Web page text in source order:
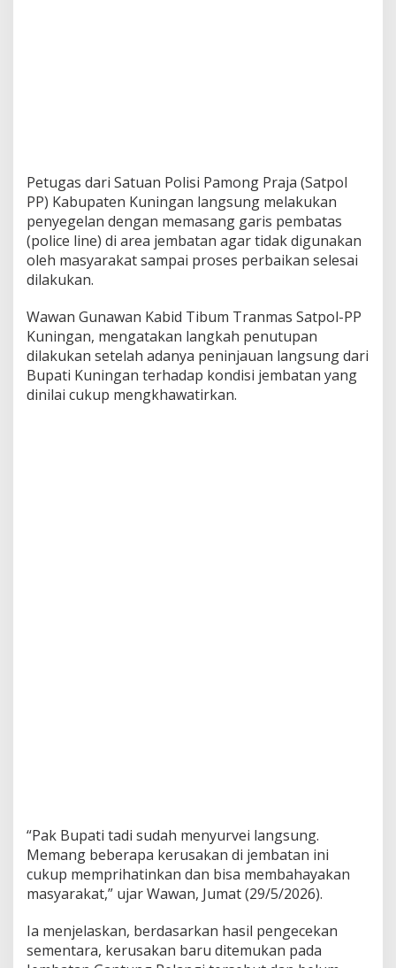
Petugas dari Satuan Polisi Pamong Praja (Satpol
PP) Kabupaten Kuningan langsung melakukan
penyegelan dengan memasang garis pembatas
(police line) di area jembatan agar tidak digunakan
oleh masyarakat sampai proses perbaikan selesai
dilakukan.
Wawan Gunawan Kabid Tibum Tranmas Satpol-PP
Kuningan, mengatakan langkah penutupan
dilakukan setelah adanya peninjauan langsung dari
Bupati Kuningan terhadap kondisi jembatan yang
dinilai cukup mengkhawatirkan.
“Pak Bupati tadi sudah menyurvei langsung.
Memang beberapa kerusakan di jembatan ini
cukup memprihatinkan dan bisa membahayakan
masyarakat,” ujar Wawan, Jumat (29/5/2026).
Ia menjelaskan, berdasarkan hasil pengecekan
sementara, kerusakan baru ditemukan pada